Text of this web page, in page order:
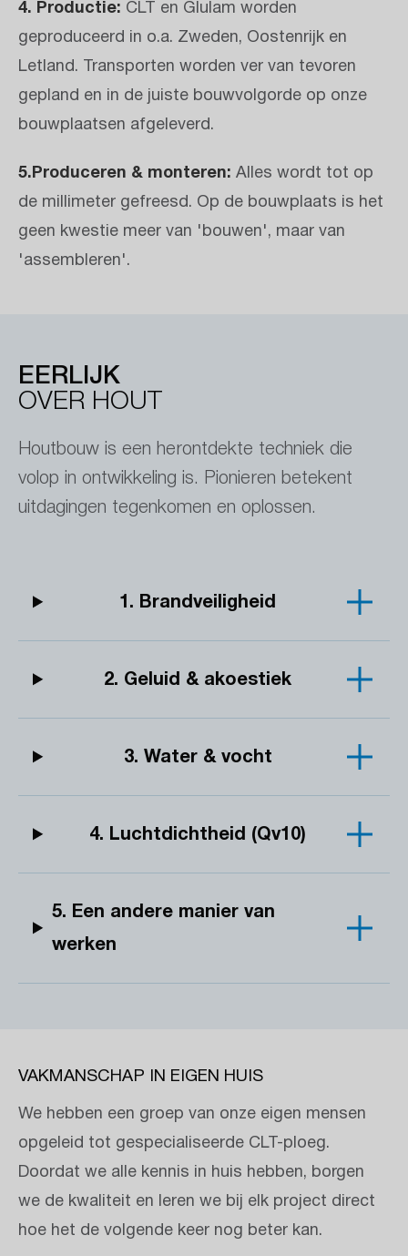
4. Productie: CLT en Glulam worden
geproduceerd in o.a. Zweden, Oostenrijk en
Letland. Transporten worden ver van tevoren
gepland en in de juiste bouwvolgorde op onze
bouwplaatsen afgeleverd.
5.Produceren & monteren: Alles wordt tot op
de millimeter gefreesd. Op de bouwplaats is het
geen kwestie meer van 'bouwen', maar van
'assembleren'.
EERLIJK
OVER HOUT
Houtbouw is een herontdekte techniek die
volop in ontwikkeling is. Pionieren betekent
uitdagingen tegenkomen en oplossen.
1. Brandveiligheid
2. Geluid & akoestiek
3. Water & vocht
4. Luchtdichtheid (Qv10)
5. Een andere manier van
werken
VAKMANSCHAP IN EIGEN HUIS
We hebben een groep van onze eigen mensen
opgeleid tot gespecialiseerde CLT-ploeg.
Doordat we alle kennis in huis hebben, borgen
we de kwaliteit en leren we bij elk project direct
hoe het de volgende keer nog beter kan.